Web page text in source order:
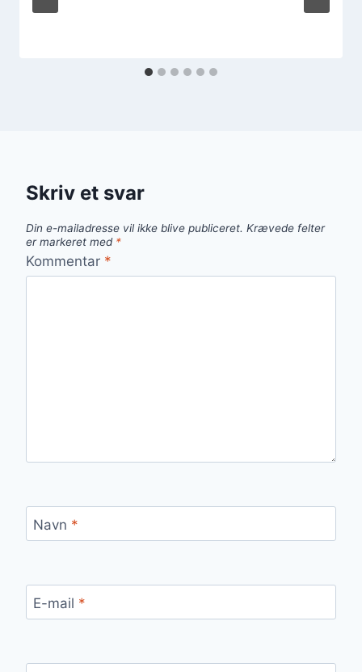
Skriv et svar
Din e-mailadresse vil ikke blive publiceret. Krævede felter
er markeret med *
Kommentar *
Navn *
E-mail *